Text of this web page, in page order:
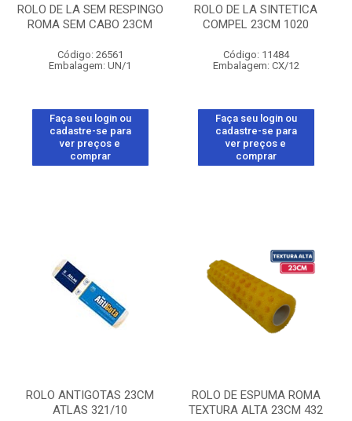
ROLO DE LA SEM RESPINGO
ROMA SEM CABO 23CM
Código: 26561
Embalagem: UN/1
Faça seu login ou
cadastre-se para
ver preços e
comprar
ROLO DE LA SINTETICA
COMPEL 23CM 1020
Código: 11484
Embalagem: CX/12
Faça seu login ou
cadastre-se para
ver preços e
comprar
ROLO ANTIGOTAS 23CM
ATLAS 321/10
ROLO DE ESPUMA ROMA
TEXTURA ALTA 23CM 432